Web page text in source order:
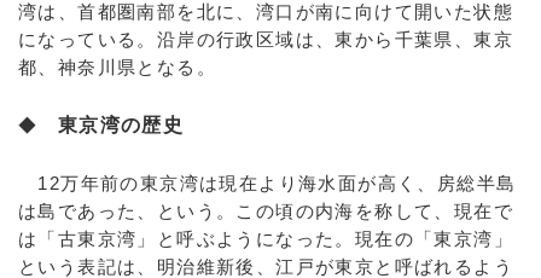
湾は、首都圏南部を北に、湾口が南に向けて開いた状態
になっている。沿岸の行政区域は、東から千葉県、東京
都、神奈川県となる。
◆ 東京湾の歴史
12万年前の東京湾は現在より海水面が高く、房総半島
は島であった、という。この頃の内海を称して、現在で
は「古東京湾」と呼ぶようになった。現在の「東京湾」
という表記は、明治維新後、江戸が東京と呼ばれるよう